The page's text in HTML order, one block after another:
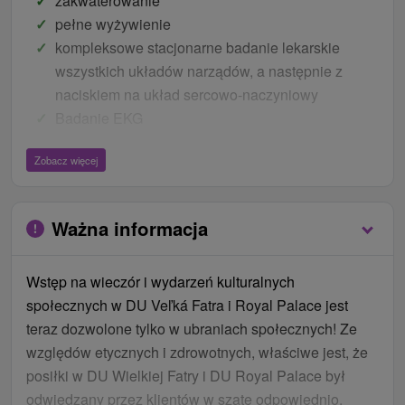
pełne wyżywienie
kompleksowe stacjonarne badanie lekarskie
wszystkich układów narządów, a następnie z
naciskiem na układ sercowo-naczyniowy
Badanie echokardiograficzne
kompleksowy biochemiczny test krwi do oceny
endokrynologicznego i onkologicznego
PROCEDURY W CZASIE POBYTU
Indywidualny program leczenia (20x zalecenie
procedury dla obróbki lekarza - perełkowa,
masażu, indywidualne rehabilitacji, łaźnię suchy
węglowy, terapia tlenowa, inhalacje, ergonometer,
Zobacz więcej
Ważna informacja
Wstęp na wieczór i wydarzeń kulturalnych
społecznych w DU Veľká Fatra i Royal Palace jest
teraz dozwolone tylko w ubraniach społecznych! Ze
względów etycznych i zdrowotnych, właściwe jest, że
posiłki w DU Wielkiej Fatry i DU Royal Palace był
odwiedzany przez klientów w szatę odpowiednio.